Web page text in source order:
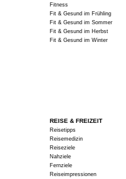
Fitness
Fit & Gesund im Frühling
Fit & Gesund im Sommer
Fit & Gesund im Herbst
Fit & Gesund im Winter
REISE & FREIZEIT
Reisetipps
Reisemedizin
Reiseziele
Nahziele
Fernziele
Reiseimpressionen